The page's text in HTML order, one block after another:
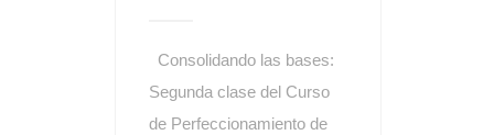
Consolidando las bases:
Segunda clase del Curso
de Perfeccionamiento de